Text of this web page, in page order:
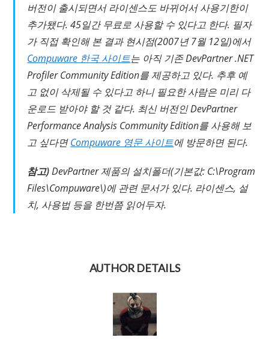
버전이 출시되면서 라이센스도 바뀌어서 사용기한이
추가됐다.45일간 무료로 사용할 수 있다고 한다. 필자
가 직접 확인해 본 결과 현시점(2007년 7월 12일)에서
Compuware 한국 사이트는 아직 기존 DevPartner .NET
Profiler Community Edition를 제공하고 있다. 추후 예
고 없이 삭제될 수 있다고 하니 필요한 사람은 미리 다
운로드 받아야 할 것 같다. 최신 버전인 DevPartner
Performance Analysis Community Edition를 사용해 보
고 싶다면Compuware 영문 사이트에 방문하면 된다.
참고)DevPartner 제품의 설치폴더(기본값: C:\Program
Files\Compuware\)에 관련 문서가 있다. 라이센스, 설
치, 사용법 등을 한번쯤 읽어두자.
AUTHOR DETAILS